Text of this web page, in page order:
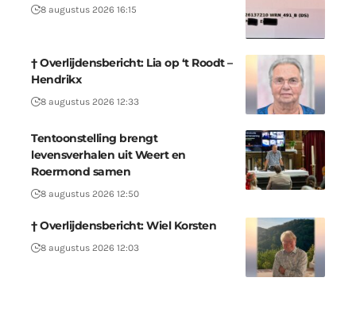
8 augustus 2026 16:15
† Overlijdensbericht: Lia op ‘t Roodt –
Hendrikx
8 augustus 2026 12:33
Tentoonstelling brengt
levensverhalen uit Weert en
Roermond samen
8 augustus 2026 12:50
† Overlijdensbericht: Wiel Korsten
8 augustus 2026 12:03